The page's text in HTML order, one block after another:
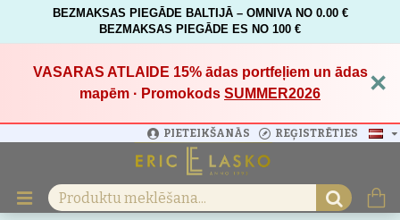
BEZMAKSAS PIEGĀDE BALTIJĀ – OMNIVA NO 0.00 €
BEZMAKSAS PIEGĀDE ES NO 100 €
VASARAS ATLAIDE 15%ādas portfeļiem un ādas
mapēm · Promokods SUMMER2026 ×
PIETEIKŠANĀS REĢISTRĒTIES